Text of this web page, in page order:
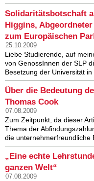
Solidaritätsbotschaft
Higgins,
zum Europäischen
25.10.2009
Liebe Studierende, auf
von GenossInnen der SLP
Besetzung der Universität
Über die Bedeutung
Thomas Cook
07.08.2009
Zum Zeitpunkt, da dieser
Thema der
die unternehmerfreundliche
„Eine echte
ganzen Welt“
07.08.2009